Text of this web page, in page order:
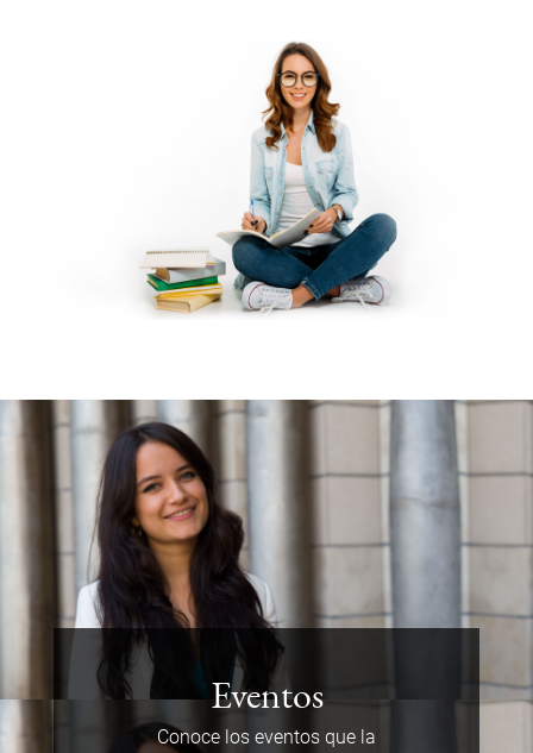
Eventos
Conoce los eventos que la